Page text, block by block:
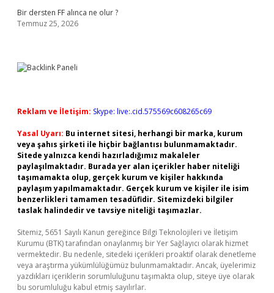
Bir dersten FF alınca ne olur ?
Temmuz 25, 2026
Reklam ve İletişim: Skype: live:.cid.575569c608265c69
Yasal Uyarı: Bu internet sitesi, herhangi bir marka, kurum
veya şahıs şirketi ile hiçbir bağlantısı bulunmamaktadır.
Sitede yalnızca kendi hazırladığımız makaleler
paylaşılmaktadır. Burada yer alan içerikler haber niteliği
taşımamakta olup, gerçek kurum ve kişiler hakkında
paylaşım yapılmamaktadır. Gerçek kurum ve kişiler ile isim
benzerlikleri tamamen tesadüfidir. Sitemizdeki bilgiler
taslak halindedir ve tavsiye niteliği taşımazlar.
Sitemiz, 5651 Sayılı Kanun gereğince Bilgi Teknolojileri ve İletişim
Kurumu (BTK) tarafından onaylanmış bir Yer Sağlayıcı olarak hizmet
vermektedir. Bu nedenle, sitedeki içerikleri proaktif olarak denetleme
veya araştırma yükümlülüğümüz bulunmamaktadır. Ancak, üyelerimiz
yazdıkları içeriklerin sorumluluğunu taşımakta olup, siteye üye olarak
bu sorumluluğu kabul etmiş sayılırlar.